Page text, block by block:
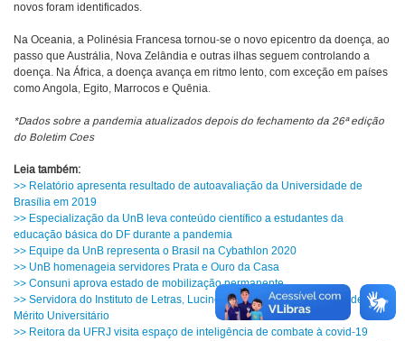
novos foram identificados.
Na Oceania, a Polinésia Francesa tornou-se o novo epicentro da doença, ao
passo que Austrália, Nova Zelândia e outras ilhas seguem controlando a
doença. Na África, a doença avança em ritmo lento, com exceção em países
como Angola, Egito, Marrocos e Quênia.
*Dados sobre a pandemia atualizados depois do fechamento da 26ª edição
do Boletim Coes
Leia também:
>> Relatório apresenta resultado de autoavaliação da Universidade de
Brasília em 2019
>> Especialização da UnB leva conteúdo científico a estudantes da
educação básica do DF durante a pandemia
>> Equipe da UnB representa o Brasil na Cybathlon 2020
>> UnB homenageia servidores Prata e Ouro da Casa
>> Consuni aprova estado de mobilização permanente
>> Servidora do Instituto de Letras, Lucinéia Gonçalves recebe título de
Mérito Universitário
>> Reitora da UFRJ visita espaço de inteligência de combate à covid-19